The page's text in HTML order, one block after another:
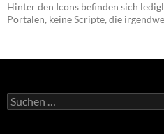
Hinter den Icons befinden sich
Portalen, keine Scripte, die
Suchen
nach: